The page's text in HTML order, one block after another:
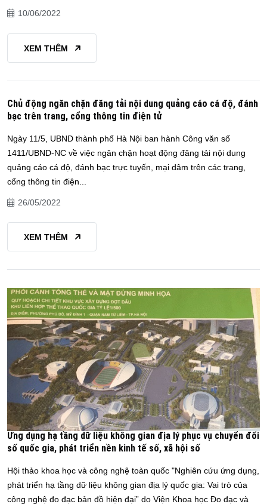
10/06/2022
XEM THÊM
Chủ động ngăn chặn đăng tải nội dung quảng cáo cá độ, đánh
bạc trên trang, cổng thông tin điện tử
Ngày 11/5, UBND thành phố Hà Nội ban hành Công văn số
1411/UBND-NC về việc ngăn chặn hoạt động đăng tải nội dung
quảng cáo cá độ, đánh bạc trực tuyến, mại dâm trên các trang,
cổng thông tin điện...
26/05/2022
XEM THÊM
Ứng dụng hạ tầng dữ liệu không gian địa lý phục vụ chuyển đổi
số quốc gia, phát triển nền kinh tế số, xã hội số
Hội thảo khoa học và công nghệ toàn quốc "Nghiên cứu ứng dụng,
phát triển hạ tầng dữ liệu không gian địa lý quốc gia: Vai trò của
công nghệ đo đạc bản đồ hiện đại” do Viện Khoa học Đo đạc và